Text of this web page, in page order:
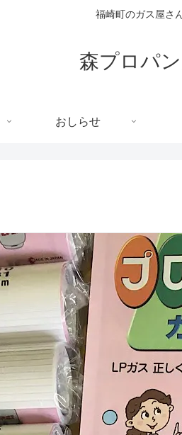
福崎町のガス屋さ
森プロパ
おしらせ